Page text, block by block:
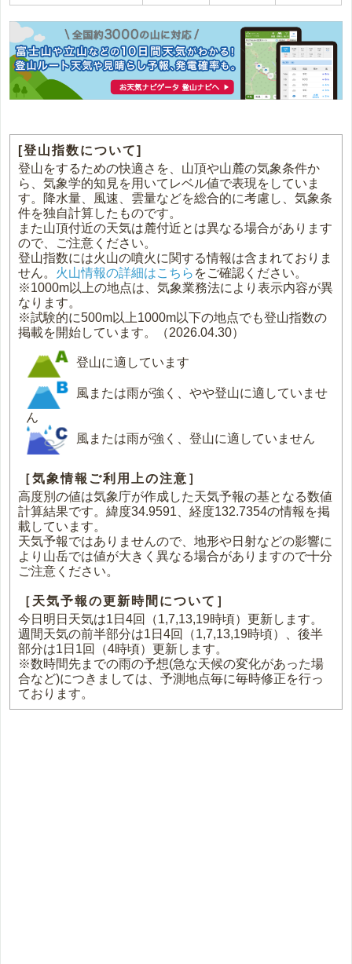
[登山指数について]
登山をするための快適さを、山頂や山麓の気象条件か
ら、気象学的知見を用いてレベル値で表現をしていま
す。降水量、風速、雲量などを総合的に考慮し、気象条
件を独自計算したものです。
また山頂付近の天気は麓付近とは異なる場合があります
ので、ご注意ください。
登山指数には火山の噴火に関する情報は含まれておりま
せん。 火山情報の詳細はこちら をご確認ください。
※1000m以上の地点は、気象業務法により表示内容が異
なります。
※試験的に500m以上1000m以下の地点でも登山指数の
掲載を開始しています。（2026.04.30）
登山に適しています
風または雨が強く、やや登山に適していませ
ん
風または雨が強く、登山に適していません
［気象情報ご利用上の注意］
高度別の値は気象庁が作成した天気予報の基となる数値
計算結果です。緯度34.9591、経度132.7354の情報を掲
載しています。
天気予報ではありませんので、地形や日射などの影響に
より山岳では値が大きく異なる場合がありますので十分
ご注意ください。
［天気予報の更新時間について］
今日明日天気は1日4回（1,7,13,19時頃）更新します。
週間天気の前半部分は1日4回（1,7,13,19時頃）、後半
部分は1日1回（4時頃）更新します。
※数時間先までの雨の予想(急な天候の変化があった場
合など)につきましては、予測地点毎に毎時修正を行っ
ております。